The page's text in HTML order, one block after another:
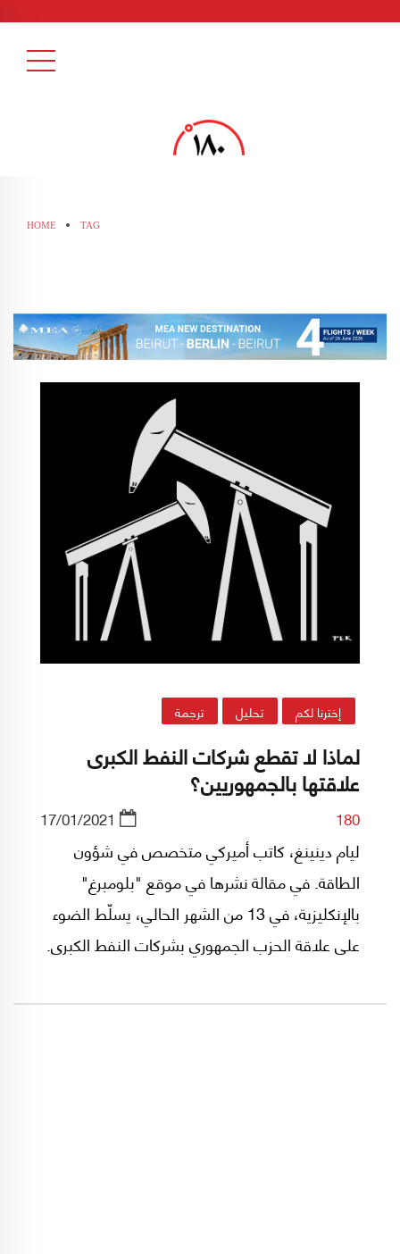
HOME TAG
إخترنا لكم تحليل ترجمة
لماذا لا تقطع شركات النفط الكبرى
علاقتها بالجمهوريين؟
180
17/01/2021
ليام دينينغ، كاتب أميركي متخصص في شؤون
الطاقة. في مقالة نشرها في موقع "بلومبرغ"
بالإنكليزية، في 13 من الشهر الحالي، يسلّط الضوء
على علاقة الحزب الجمهوري بشركات النفط الكبرى.